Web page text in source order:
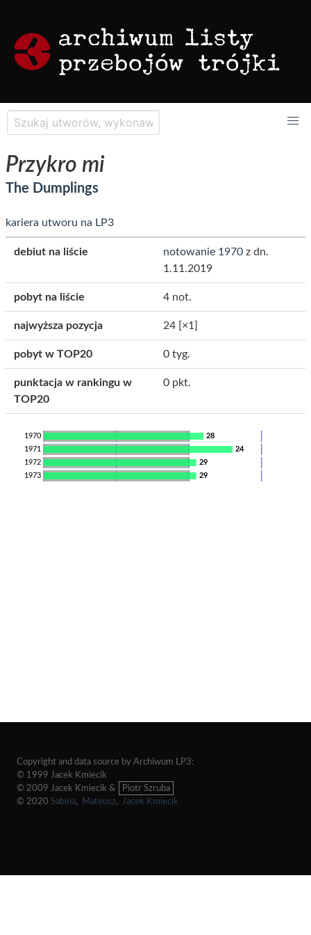
Przykro mi
The Dumplings
kariera utworu na LP3
debiut na liście notowanie 1970 z dn.
1.11.2019
pobyt na liście 4 not.
najwyższa pozycja 24 [×1]
pobyt w TOP20 0 tyg.
punktacja w rankingu w
TOP20
0 pkt.
28
1970
24
1971
29
1972
29
1973
Copyright and data source by Archiwum LP3:
© 1999 Jacek Kmiecik
© 2009 Jacek Kmiecik &
Piotr Szruba
© 2020 Sabina, Mateusz, Jacek Kmiecik